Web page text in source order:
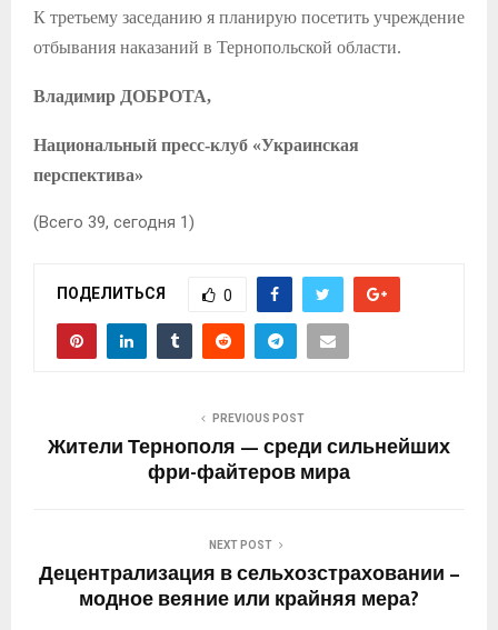
К третьему заседанию я планирую посетить учреждение
отбывания наказаний в Тернопольской области.
Владимир ДОБРОТА,
Национальный пресс-клуб «Украинская
перспектива»
(Всего 39, сегодня 1)
ПОДЕЛИТЬСЯ 0
PREVIOUS POST
Жители Тернополя — среди сильнейших
фри-файтеров мира
NEXT POST
Децентрализация в сельхозстраховании –
модное веяние или крайняя мера?